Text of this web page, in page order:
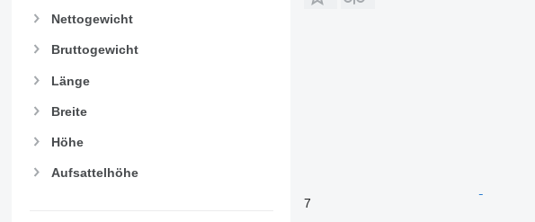
Nettogewicht
Bruttogewicht
Länge
Breite
Höhe
Aufsattelhöhe
7